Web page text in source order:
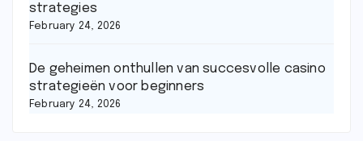
strategies
February 24, 2026
De geheimen onthullen van succesvolle casino
strategieën voor beginners
February 24, 2026